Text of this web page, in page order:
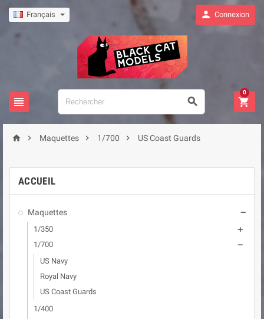
Français  Connexion
  
0
  Maquettes  1/700  US Coast Guards
ACCUEIL
Maquettes 
1/350 
1/700 
US Navy
Royal Navy
US Coast Guards
1/400